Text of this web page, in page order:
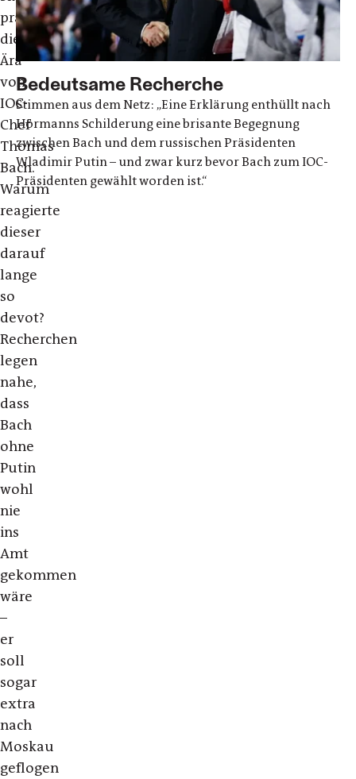
prägen
die
Ära
von
IOC-
Chef
Thomas
Bach.
Warum
reagierte
dieser
darauf
lange
so
devot?
Recherchen
legen
nahe,
dass
Bach
ohne
Putin
wohl
nie
ins
Amt
gekommen
wäre
–
er
soll
sogar
extra
nach
Moskau
geflogen
Bedeutsame Recherche
Stimmen aus dem Netz: „Eine Erklärung enthüllt nach
Hörmanns Schilderung eine brisante Begegnung
zwischen Bach und dem russischen Präsidenten
Wladimir Putin – und zwar kurz bevor Bach zum IOC-
Präsidenten gewählt worden ist.“